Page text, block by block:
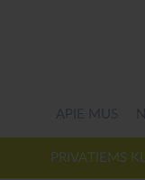
PRIVATIEMS